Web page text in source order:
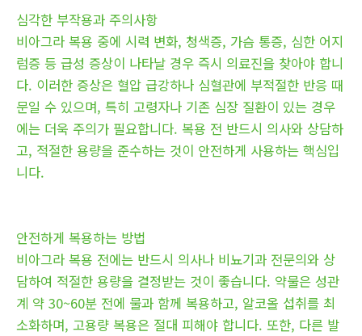
심각한 부작용과 주의사항
비아그라 복용 중에 시력 변화, 청색증, 가슴 통증, 심한 어지
럼증 등 급성 증상이 나타날 경우 즉시 의료진을 찾아야 합니
다. 이러한 증상은 혈압 급강하나 심혈관에 부적절한 반응 때
문일 수 있으며, 특히 고령자나 기존 심장 질환이 있는 경우
에는 더욱 주의가 필요합니다. 복용 전 반드시 의사와 상담하
고, 적절한 용량을 준수하는 것이 안전하게 사용하는 핵심입
니다.
안전하게 복용하는 방법
비아그라 복용 전에는 반드시 의사나 비뇨기과 전문의와 상
담하여 적절한 용량을 결정받는 것이 좋습니다. 약물은 성관
계 약 30~60분 전에 물과 함께 복용하고, 알코올 섭취를 최
소화하며, 고용량 복용은 절대 피해야 합니다. 또한, 다른 발